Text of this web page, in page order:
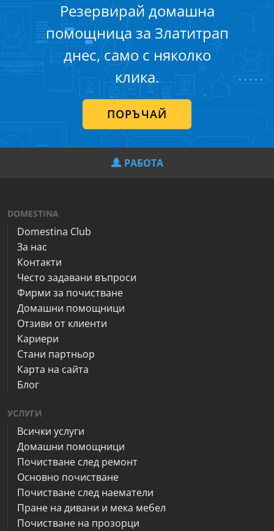
Резервирай домашна
помощница за Златитрап
днес, само с няколко
клика.
ПОРЪЧАЙ
РАБОТА
DOMESTINA
Domestina Club
За нас
Контакти
Често задавани въпроси
Фирми за почистване
Домашни помощници
Отзиви от клиенти
Кариери
Стани партньор
Карта на сайта
Блог
УСЛУГИ
Всички услуги
Домашни помощници
Почистване след ремонт
Основно почистване
Почистване след наематели
Пране на дивани и мека мебел
Почистване на прозорци